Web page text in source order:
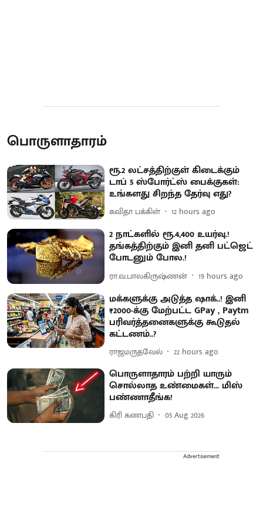
பொருளாதாரம்
ரூ.2 லட்சத்திற்குள் கிடைக்கும்
டாப் 5 ஸ்போர்ட்ஸ் பைக்குகள்:
உங்களது சிறந்த தேர்வு எது?
கவிதா பக்கிள் 12 hours ago
2 நாட்களில் ரூ.4,400 உயர்வு.!
தங்கத்திற்கும் இனி தனி பட்ஜெட்
போடனும் போல.!
ரா.வ.பாலகிருஷ்ணன் 19 hours ago
மக்களுக்கு அடுத்த ஷாக்..! இனி
₹2000-க்கு மேற்பட்ட GPay , Paytm
பரிவர்த்தனைகளுக்கு கூடுதல்
கட்டணம்..?
ராஜமருதவேல் 22 hours ago
பொருளாதாரம் பற்றி யாரும்
சொல்லாத உண்மைகள்... மிஸ்
பண்ணாதீங்க!
கிரி கணபதி 05 Aug 2026
Advertisement